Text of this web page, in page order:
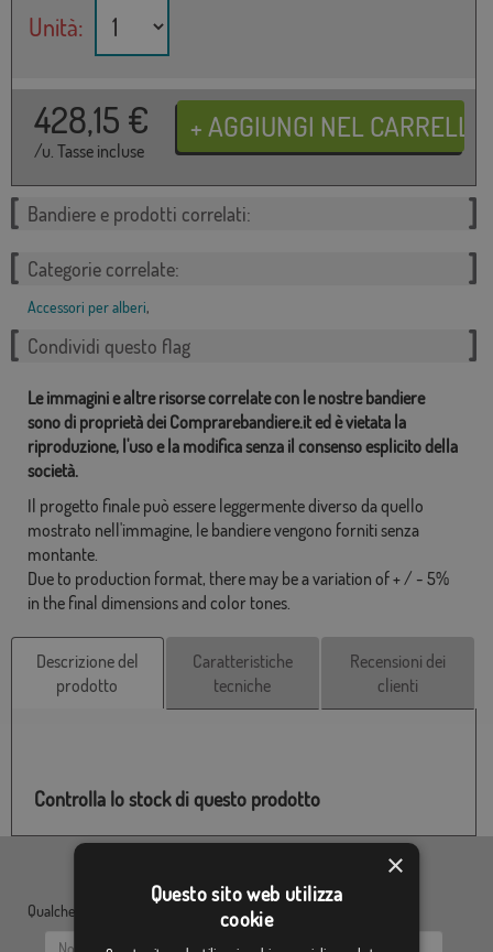
Unità:
428,15 €
/u. Tasse incluse
Bandiere e prodotti correlati:
Categorie correlate:
Accessori per alberi,
Condividi questo flag
Le immagini e altre risorse correlate con le nostre bandiere
sono di proprietà dei Comprarebandiere.it ed è vietata la
riproduzione, l'uso e la modifica senza il consenso esplicito della
società.
Il progetto finale può essere leggermente diverso da quello
mostrato nell'immagine, le bandiere vengono forniti senza
montante.
Due to production format, there may be a variation of + / - 5%
in the final dimensions and color tones.
Descrizione del
prodotto
Caratteristiche
tecniche
Recensioni dei
clienti
Controlla lo stock di questo prodotto
Qualche dubbio? Inviaci le tue domande:
×
Questo sito web utilizza
cookie